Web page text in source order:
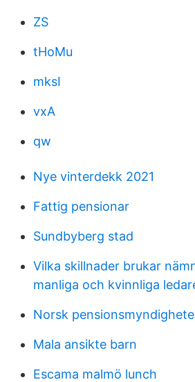
ZS
tHoMu
mksI
vxA
qw
Nye vinterdekk 2021
Fattig pensionar
Sundbyberg stad
Vilka skillnader brukar
manliga och kvinnliga
Norsk
Mala ansikte barn
Escama malmö lunch